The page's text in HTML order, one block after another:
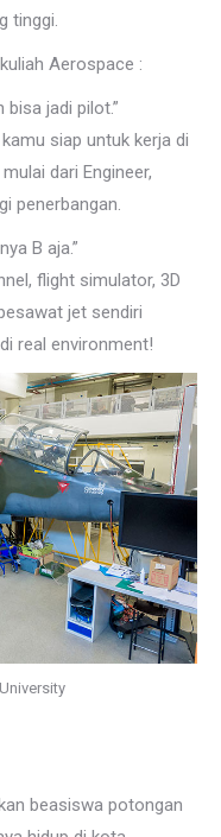
tinggi.
Aerospace :
bisa jadi pilot.”
siap untuk kerja di
dari Engineer,
penerbangan.
B aja.”
flight simulator, 3D
jet sendiri
real environment!
beasiswa potongan